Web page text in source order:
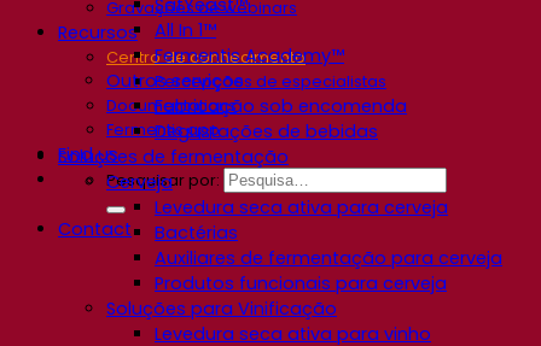
Gravações de webinars
Recursos
Centro de conhecimento
Percepções de especialistas
Documentations
Fermentis app
Find us
Pesquisar por:
Contact
All In 1™
Fermentis Academy™
Outros serviços
Fabricação sob encomenda
Degustações de bebidas
Soluções de fermentação
Cerveja
Levedura seca ativa para cerveja
Bactérias
Auxiliares de fermentação para cerveja
Produtos funcionais para cerveja
Soluções para Vinificação
Levedura seca ativa para vinho